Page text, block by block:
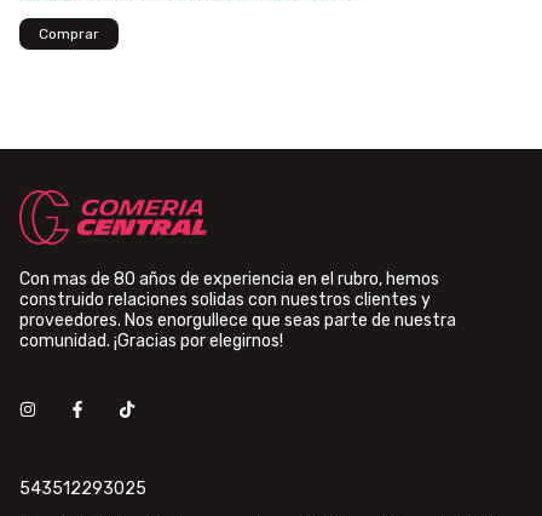
Comprar
Con mas de 80 años de experiencia en el rubro, hemos
construido relaciones solidas con nuestros clientes y
proveedores. Nos enorgullece que seas parte de nuestra
comunidad. ¡Gracias por elegirnos!
543512293025